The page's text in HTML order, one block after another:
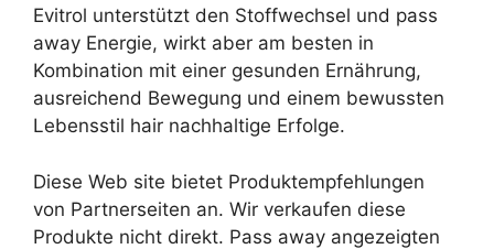
Evitrol unterstützt den Stoffwechsel und pass
away Energie, wirkt aber am besten in
Kombination mit einer gesunden Ernährung,
ausreichend Bewegung und einem bewussten
Lebensstil hair nachhaltige Erfolge.
Diese Web site bietet Produktempfehlungen
von Partnerseiten an. Wir verkaufen diese
Produkte nicht direkt. Pass away angezeigten